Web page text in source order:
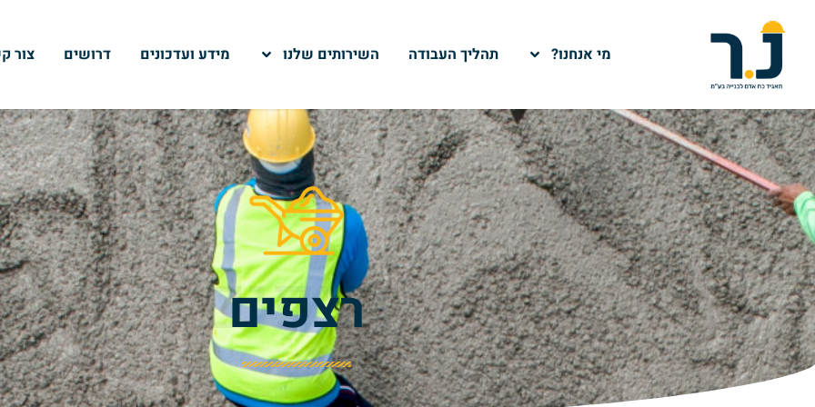
מי אנחנו? תהליך העבודה השירותים שלנו מידע ועדכונים דרושים צור
רצפים
רצפים